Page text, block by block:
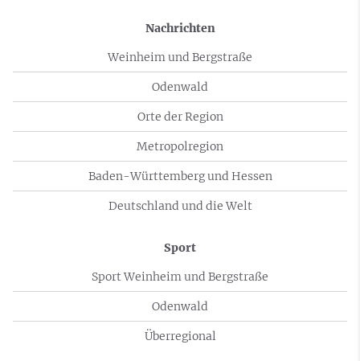
Nachrichten
Weinheim und Bergstraße
Odenwald
Orte der Region
Metropolregion
Baden-Württemberg und Hessen
Deutschland und die Welt
Sport
Sport Weinheim und Bergstraße
Odenwald
Überregional